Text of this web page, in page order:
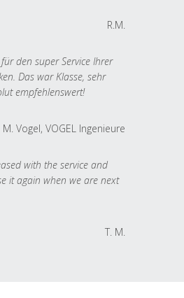
R.M.
den super Service Ihrer
Das war Klasse, sehr
empfehlenswert!
M. Vogel, VOGEL Ingenieure
with the service and
it again when we are next
T. M.